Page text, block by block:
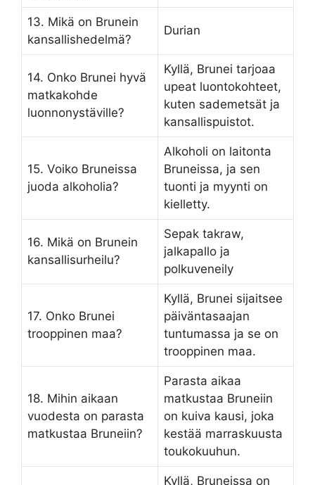
13. Mikä on Brunein
kansallishedelmä?
Durian
14. Onko Brunei hyvä
matkakohde
luonnonystäville?
Kyllä, Brunei tarjoaa
upeat luontokohteet,
kuten sademetsät ja
kansallispuistot.
15. Voiko Bruneissa
juoda alkoholia?
Alkoholi on laitonta
Bruneissa, ja sen
tuonti ja myynti on
kielletty.
16. Mikä on Brunein
kansallisurheilu?
Sepak takraw,
jalkapallo ja
polkuveneily
17. Onko Brunei
trooppinen maa?
Kyllä, Brunei sijaitsee
päiväntasaajan
tuntumassa ja se on
trooppinen maa.
18. Mihin aikaan
vuodesta on parasta
matkustaa Bruneiin?
Parasta aikaa
matkustaa Bruneiin
on kuiva kausi, joka
kestää marraskuusta
toukokuuhun.
Kyllä, Bruneissa on